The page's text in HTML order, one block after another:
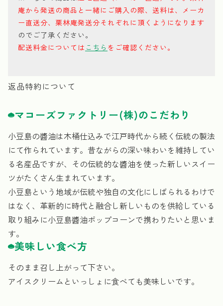
庵から発送の商品と一緒にご購入の際、送料は、メーカ
ー直送分、栗林庵発送分それぞれに頂くようになります
のでご了承ください。
配送料金については こちら をご確認ください。
返品特約について
マコーズファクトリー(株)のこだわり
小豆島の醬油は木桶仕込みで江戸時代から続く伝統の製法
にて作られています。昔ながらの深い味わいを維持してい
る名産品ですが、その伝統的な醬油を使った新しいスイー
ツがたくさん生まれています。
小豆島という地域が伝統や独自の文化にしばられるわけで
はなく、革新的に時代と融合し新しいものを供給している
取り組みに小豆島醬油ポップコーンで携わりたいと思いま
す。
美味しい食べ方
そのまま召し上がって下さい。
アイスクリームといっしょに食べても美味しいです。